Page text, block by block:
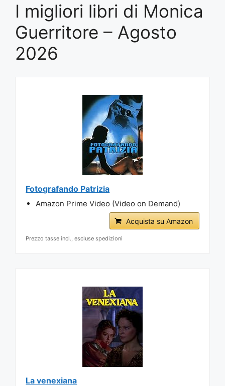
I migliori libri di Monica
Guerritore – Agosto
2026
Fotografando Patrizia
Amazon Prime Video (Video on Demand)
Acquista su Amazon
Prezzo tasse incl., escluse spedizioni
La venexiana